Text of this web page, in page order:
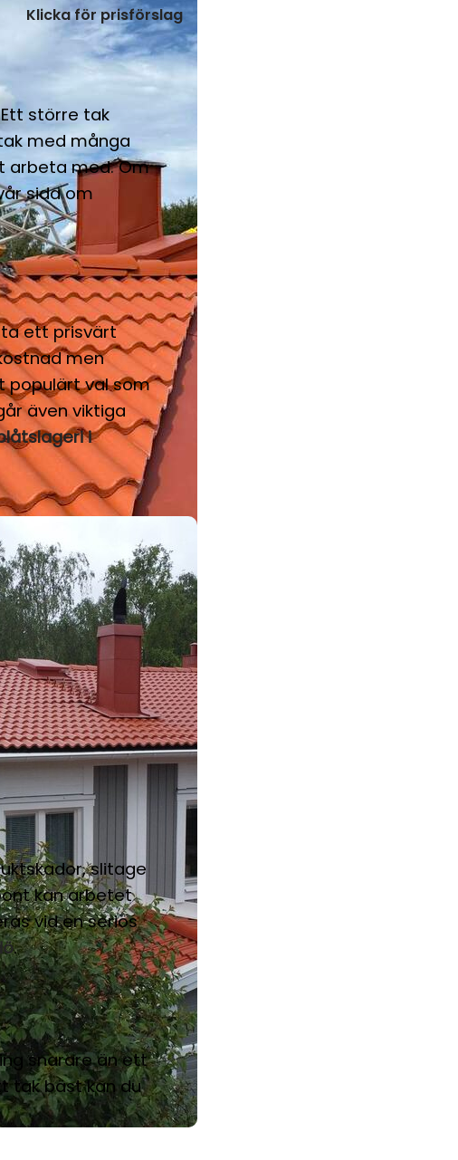
Klicka för prisförslag
större tak
med många
arbeta med. Om
sida om
ett prisvärt
men
populärt val som
även viktiga
i
slitage
kan arbetet
vid en seriös
.
snarare än ett
tak bäst kan du